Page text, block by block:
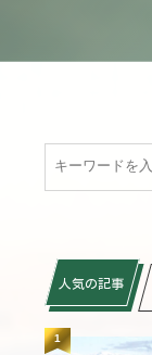
人気の記事
1